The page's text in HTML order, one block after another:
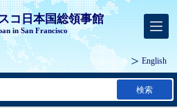
コ日本国総領事館
in San Francisco
English
検索